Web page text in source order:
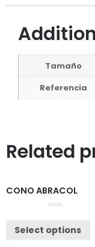
Tamaño
Referencia
Related
CONO ABRACOL
out
of
Select options